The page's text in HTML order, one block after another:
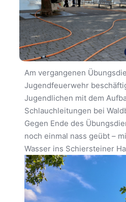
Am vergangenen
Jugendfeuerwehr
Jugendlichen mit dem
Schlauchleitungen bei
Gegen Ende des
noch einmal nass geübt –
Wasser ins Schiersteiner